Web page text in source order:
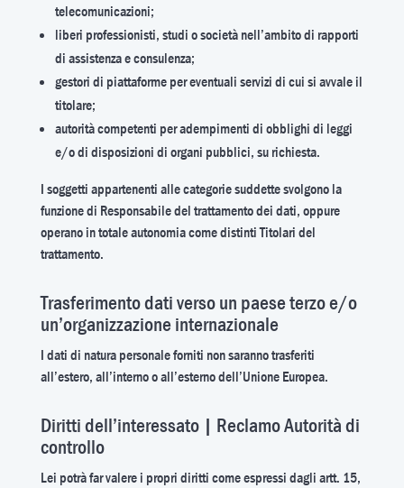
telecomunicazioni;
liberi professionisti, studi o società nell’ambito di rapporti
di assistenza e consulenza;
gestori di piattaforme per eventuali servizi di cui si avvale il
titolare;
autorità competenti per adempimenti di obblighi di leggi
e/o di disposizioni di organi pubblici, su richiesta.
I soggetti appartenenti alle categorie suddette svolgono la
funzione di Responsabile del trattamento dei dati, oppure
operano in totale autonomia come distinti Titolari del
trattamento.
Trasferimento dati verso un paese terzo e/o
un’organizzazione internazionale
I dati di natura personale forniti non saranno trasferiti
all’estero, all’interno o all’esterno dell’Unione Europea.
Diritti dell’interessato | Reclamo Autorità di
controllo
Lei potrà far valere i propri diritti come espressi dagli artt. 15,